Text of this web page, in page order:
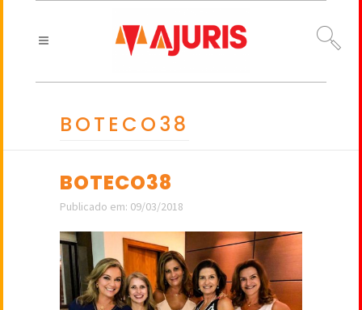
BOTECO38
BOTECO38
Publicado em: 09/03/2018